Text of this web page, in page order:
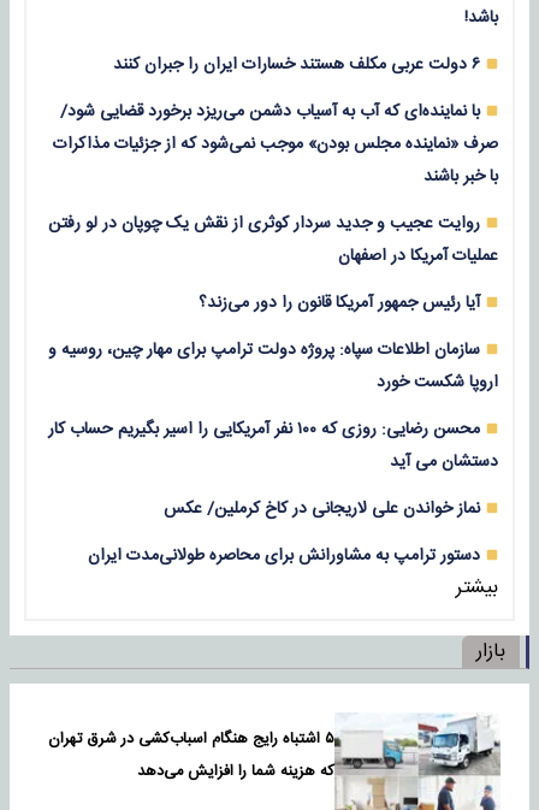
باشد!
۶ دولت عربی مکلف هستند خسارات ایران را جبران کنند
با نماینده‌ای که آب به آسیاب دشمن می‌ریزد برخورد قضایی شود/
صرف «نماینده مجلس بودن» موجب نمی‌شود که از جزئیات مذاکرات
با خبر باشند
روایت عجیب و جدید سردار کوثری از نقش یک چوپان در لو رفتن
عملیات آمریکا در اصفهان
آیا رئیس جمهور آمریکا قانون را دور می‌زند؟
سازمان اطلاعات سپاه: پروژه دولت ترامپ برای مهار چین، روسیه و
اروپا شکست خورد
محسن رضایی: روزی که ۱۰۰ نفر آمریکایی را اسیر بگیریم حساب کار
دستشان می آید
نماز خواندن علی لاریجانی در کاخ کرملین/ عکس
دستور ترامپ به مشاورانش برای محاصره طولانی‌مدت ایران
بیشتر
بازار
۵ اشتباه رایج هنگام اسباب‌کشی در شرق تهران
که هزینه شما را افزایش می‌دهد